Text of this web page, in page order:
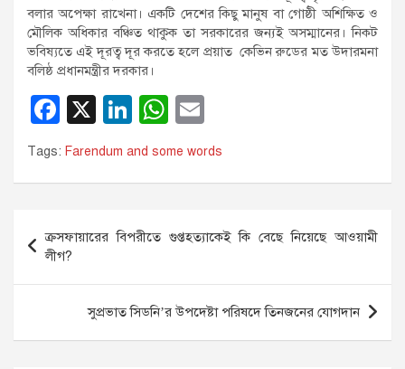
বলার অপেক্ষা রাখেনা। একটি দেশের কিছু মানুষ বা গোষ্ঠী অশিক্ষিত ও
মৌলিক অধিকার বঞ্চিত থাকুক তা সরকারের জন্যই অসম্মানের। নিকট
ভবিষ্যতে এই দূরত্ব দূর করতে হলে প্রয়াত কেভিন রুডের মত উদারমনা
বলিষ্ঠ প্রধানমন্ত্রীর দরকার।
F
a
c
b
o
o
X
Li
n
k
dI
n
W
h
at
A
p
p
m
ail
Tags: Farendum and some words
navigation
ক্রসফায়ারের বিপরীতে গুপ্তহত্যাকেই কি বেছে নিয়েছে আওয়ামী
লীগ?
সুপ্রভাত সিডনি’র উপদেষ্টা পরিষদে তিনজনের যোগদান